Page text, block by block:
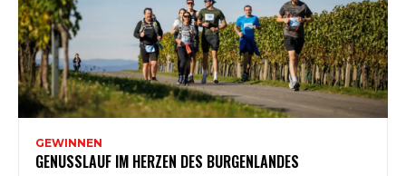
GEWINNEN
GENUSSLAUF IM HERZEN DES BURGENLANDES